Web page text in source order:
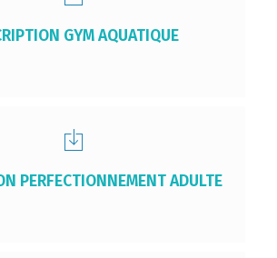
GYM AQUATIQUE
PERFECTIONNEMENT ADULTE